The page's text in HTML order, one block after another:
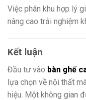
Việc phân khu hợp lý
nâng cao trải nghiệm
Kết luận
Đầu tư vào bàn ghế
lựa chọn về nội thất
hiệu. Một không gian